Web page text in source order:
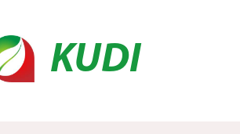
KUDI